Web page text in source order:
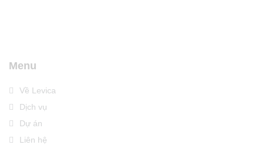
Menu
Về Levica
Dịch vụ
Dự án
Liên hệ